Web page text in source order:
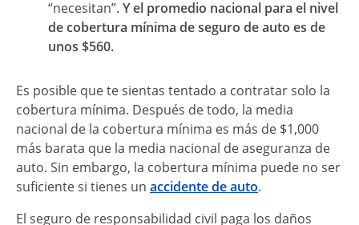
“necesitan”. Y el promedio nacional para el nivel
de cobertura mínima de seguro de auto es de
unos $560.
Es posible que te sientas tentado a contratar solo la
cobertura mínima. Después de todo, la media
nacional de la cobertura mínima es más de $1,000
más barata que la media nacional de aseguranza de
auto. Sin embargo, la cobertura mínima puede no ser
suficiente si tienes un accidente de auto.
El seguro de responsabilidad civil paga los daños